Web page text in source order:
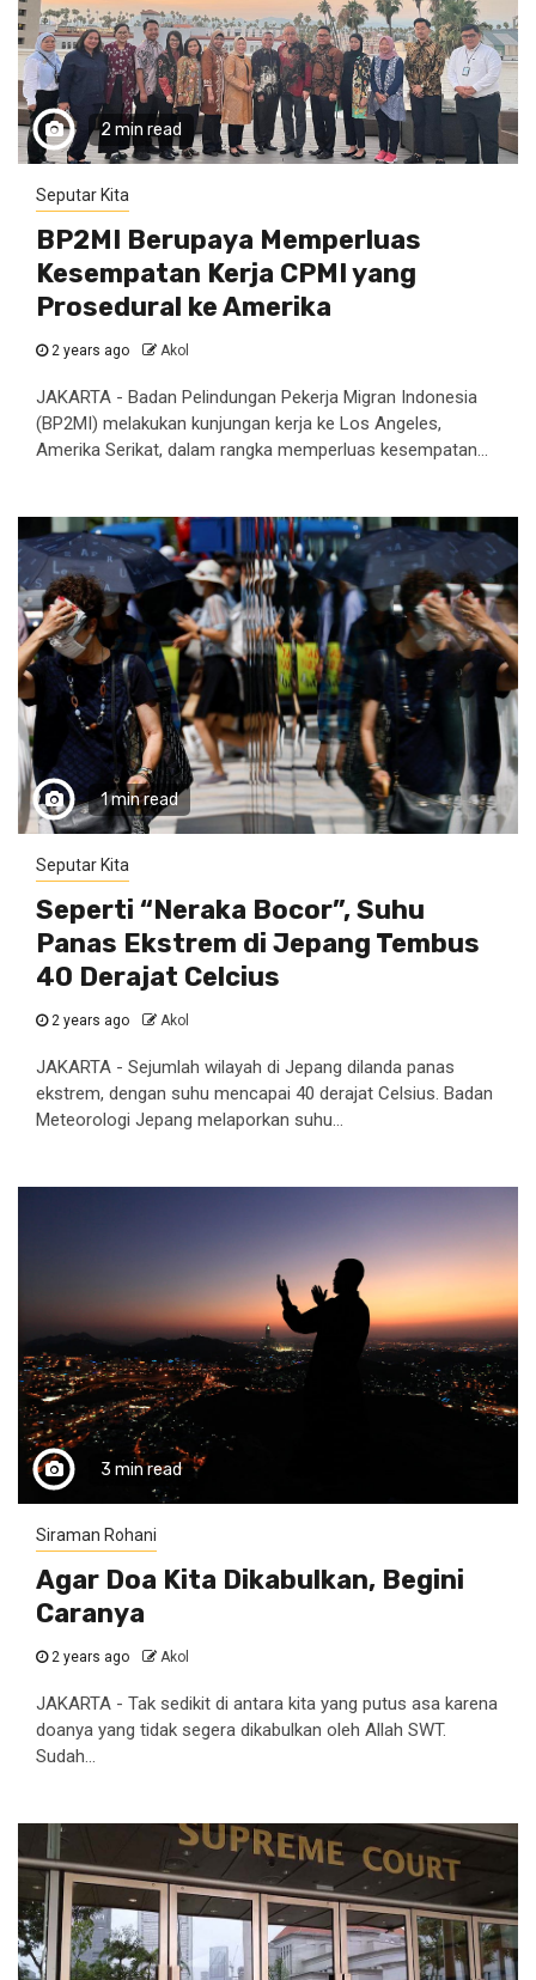
2 min read
Seputar Kita
BP2MI Berupaya Memperluas
Kesempatan Kerja CPMI yang
Prosedural ke Amerika
2 years ago Akol
JAKARTA - Badan Pelindungan Pekerja Migran Indonesia
(BP2MI) melakukan kunjungan kerja ke Los Angeles,
Amerika Serikat, dalam rangka memperluas kesempatan...
1 min read
Seputar Kita
Seperti “Neraka Bocor”, Suhu
Panas Ekstrem di Jepang Tembus
40 Derajat Celcius
2 years ago Akol
JAKARTA - Sejumlah wilayah di Jepang dilanda panas
ekstrem, dengan suhu mencapai 40 derajat Celsius. Badan
Meteorologi Jepang melaporkan suhu...
3 min read
Siraman Rohani
Agar Doa Kita Dikabulkan, Begini
Caranya
2 years ago Akol
JAKARTA - Tak sedikit di antara kita yang putus asa karena
doanya yang tidak segera dikabulkan oleh Allah SWT.
Sudah...